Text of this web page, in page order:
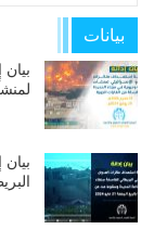
بيانات